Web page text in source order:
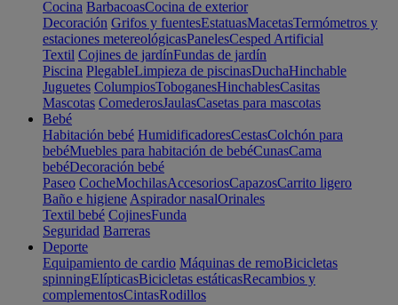
Cocina BarbacoasCocina de exterior
Decoración Grifos y fuentesEstatuasMacetasTermómetros y
estaciones metereológicasPanelesCesped Artificial
Textil Cojines de jardínFundas de jardín
Piscina PlegableLimpieza de piscinasDuchaHinchable
Juguetes ColumpiosToboganesHinchablesCasitas
Mascotas ComederosJaulasCasetas para mascotas
Bebé
Habitación bebé HumidificadoresCestasColchón para
bebéMuebles para habitación de bebéCunasCama
bebéDecoración bebé
Paseo CocheMochilasAccesoriosCapazosCarrito ligero
Baño e higiene Aspirador nasalOrinales
Textil bebé CojinesFunda
Seguridad Barreras
Deporte
Equipamiento de cardio Máquinas de remoBicicletas
spinningElípticasBicicletas estáticasRecambios y
complementosCintasRodillos